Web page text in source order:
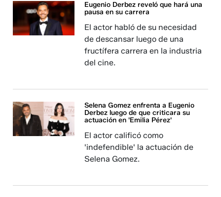
Eugenio Derbez reveló que hará una
pausa en su carrera
El actor habló de su necesidad
de descansar luego de una
fructífera carrera en la industria
del cine.
Selena Gomez enfrenta a Eugenio
Derbez luego de que criticara su
actuación en 'Emilia Pérez'
El actor calificó como
'indefendible' la actuación de
Selena Gomez.